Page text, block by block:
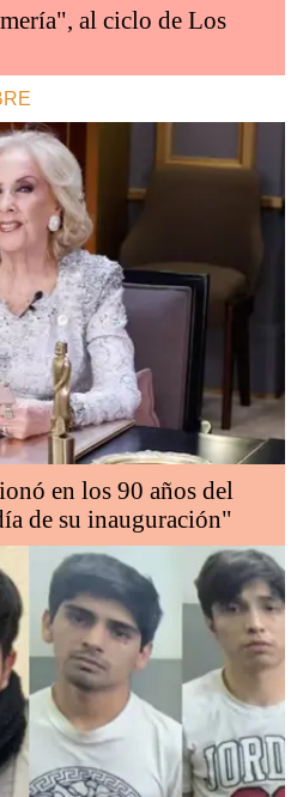
al ciclo de Los
en los 90 años del
de su inauguración"